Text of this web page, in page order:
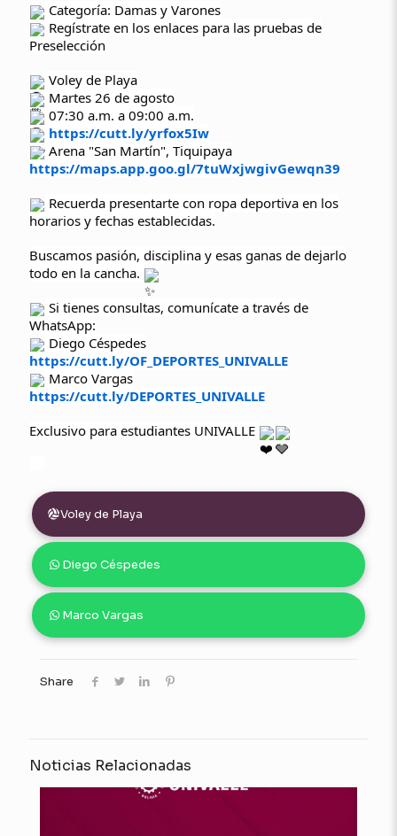
Categoría: Damas y Varones
Regístrate en los enlaces para las pruebas de
Preselección
Voley de Playa
Martes 26 de agosto
07:30 a.m. a 09:00 a.m.
https://cutt.ly/yrfox5Iw
Arena "San Martín", Tiquipaya
https://maps.app.goo.gl/7tuWxjwgivGewqn39
Recuerda presentarte con ropa deportiva en los
horarios y fechas establecidas.
Buscamos pasión, disciplina y esas ganas de dejarlo
todo en la cancha.
Si tienes consultas, comunícate a través de
WhatsApp:
Diego Céspedes
https://cutt.ly/OF_DEPORTES_UNIVALLE
Marco Vargas
https://cutt.ly/DEPORTES_UNIVALLE
Exclusivo para estudiantes UNIVALLE
Voley de Playa
Diego Céspedes
Marco Vargas
Share
Noticias Relacionadas